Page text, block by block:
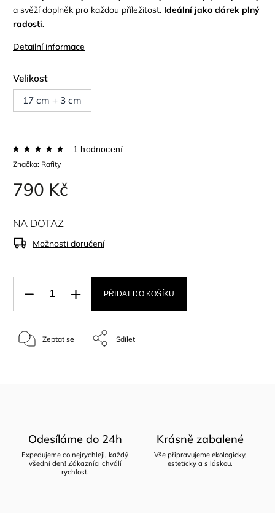
a svěží doplněk pro každou příležitost. Ideální jako dárek plný
radosti.
Detailní informace
Velikost
17 cm + 3 cm
Značka: Rafity
1 hodnocení
790 Kč
NA DOTAZ
Možnosti doručení
PŘIDAT DO KOŠÍKU
Zeptat se Sdílet
Odesíláme do 24h
Expedujeme co nejrychleji, každý
všední den! Zákazníci chválí
rychlost.
Krásně zabalené
Vše připravujeme ekologicky,
esteticky a s láskou.